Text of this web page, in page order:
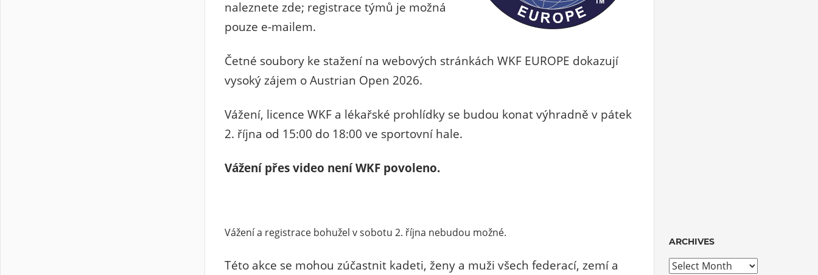
naleznete zde; registrace týmů je možná
pouze e-mailem.
Četné soubory ke stažení na webových stránkách WKF EUROPE dokazují
vysoký zájem o Austrian Open 2026.
Vážení, licence WKF a lékařské prohlídky se budou konat výhradně v pátek
2. října od 15:00 do 18:00 ve sportovní hale.
Vážení přes video není WKF povoleno.
Vážení a registrace bohužel v sobotu 2. října nebudou možné.
Této akce se mohou zúčastnit kadeti, ženy a muži všech federací, zemí a
ARCHIVES
Archives